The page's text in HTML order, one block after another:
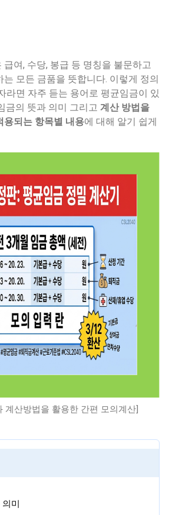
여, 수당, 봉급 등 명칭을 불문하고
모든 금품을 뜻합니다. 이렇게 정의
라면 자주 듣는 용어로 평균임금이 있
금의 뜻과 의미 그리고 계산 방법을
용되는 항목별 내용에 대해 알기 쉽게
계산방법을 활용한 간편 모의계산]
미